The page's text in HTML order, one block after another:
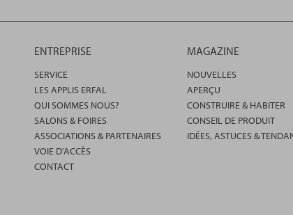
ENTREPRISE
SERVICE
LES APPLIS ERFAL
QUI SOMMES NOUS?
SALONS & FOIRES
ASSOCIATIONS & PARTENAIRES
VOIE D'ACCÈS
CONTACT
MAGAZINE
NOUVELLES
APERÇU
CONSTRUIRE & HABITER
CONSEIL DE PRODUIT
IDÉES, ASTUCES &